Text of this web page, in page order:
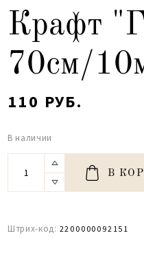
Крафт
70см/
110 РУБ.
В наличии
В
Штрих-код: 2200000092151